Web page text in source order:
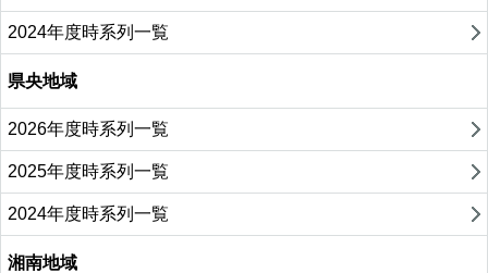
2024年度時系列一覧
県央地域
2026年度時系列一覧
2025年度時系列一覧
2024年度時系列一覧
湘南地域